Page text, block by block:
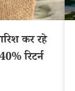
कर रहे
रिटर्न